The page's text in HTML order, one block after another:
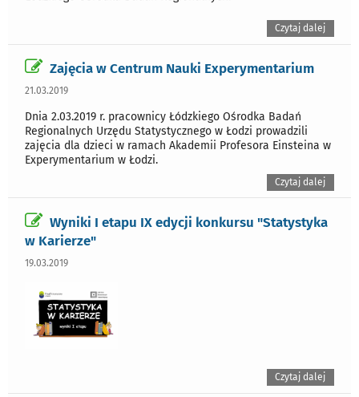
Czytaj dalej
Zajęcia w Centrum Nauki Experymentarium
21.03.2019
Dnia 2.03.2019 r. pracownicy Łódzkiego Ośrodka Badań
Regionalnych Urzędu Statystycznego w Łodzi prowadzili
zajęcia dla dzieci w ramach Akademii Profesora Einsteina w
Experymentarium w Łodzi.
Czytaj dalej
Wyniki I etapu IX edycji konkursu "Statystyka
w Karierze"
19.03.2019
Czytaj dalej